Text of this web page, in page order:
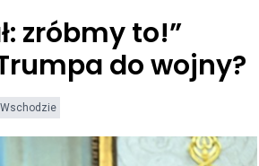
zróbmy to!”
do wojny?